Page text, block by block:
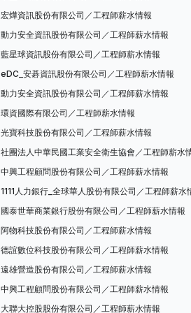
宏燁資訊股份有限公司／工程師薪水情報
動力安全資訊股份有限公司／工程師薪水情報
藍星球資訊股份有限公司／工程師薪水情報
eDC_安碁資訊股份有限公司／工程師薪水情報
動力安全資訊股份有限公司／工程師薪水情報
環資國際有限公司／工程師薪水情報
光寶科技股份有限公司／工程師薪水情報
社團法人中華民國工業安全衛生協會／工程師薪水
中興工程顧問股份有限公司／工程師薪水情報
1111人力銀行_全球華人股份有限公司／工程師薪水
國泰世華商業銀行股份有限公司／工程師薪水情報
阿物科技股份有限公司／工程師薪水情報
德誼數位科技股份有限公司／工程師薪水情報
遠雄營造股份有限公司／工程師薪水情報
中興工程顧問股份有限公司／工程師薪水情報
大聯大控股股份有限公司／工程師薪水情報